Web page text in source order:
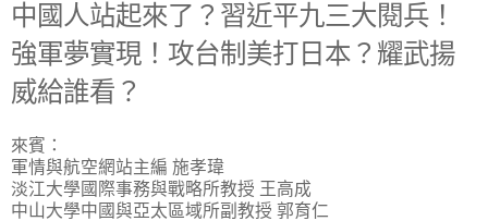
中國人站起來了？習近平九三大閱兵！
強軍夢實現！攻台制美打日本？耀武揚
威給誰看？
來賓：
軍情與航空網站主編 施孝瑋
淡江大學國際事務與戰略所教授 王高成
中山大學中國與亞太區域所副教授 郭育仁